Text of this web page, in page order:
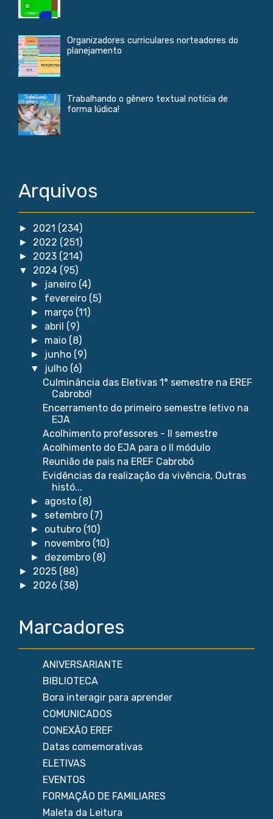
Organizadores curriculares norteadores do
planejamento
Trabalhando o gênero textual notícia de
forma lúdica!
Arquivos
► 2021 (234)
► 2022 (251)
► 2023 (214)
▼ 2024 (95)
► janeiro (4)
► fevereiro (5)
► março (11)
► abril (9)
► maio (8)
► junho (9)
▼ julho (6)
Culminância das Eletivas 1° semestre na EREF
Cabrobó!
Encerramento do primeiro semestre letivo na
EJA
Acolhimento professores - II semestre
Acolhimento do EJA para o II módulo
Reunião de pais na EREF Cabrobó
Evidências da realização da vivência, Outras
histó...
► agosto (8)
► setembro (7)
► outubro (10)
► novembro (10)
► dezembro (8)
► 2025 (88)
► 2026 (38)
Marcadores
ANIVERSARIANTE
BIBLIOTECA
Bora interagir para aprender
COMUNICADOS
CONEXÃO EREF
Datas comemorativas
ELETIVAS
EVENTOS
FORMAÇÃO DE FAMILIARES
Maleta da Leitura